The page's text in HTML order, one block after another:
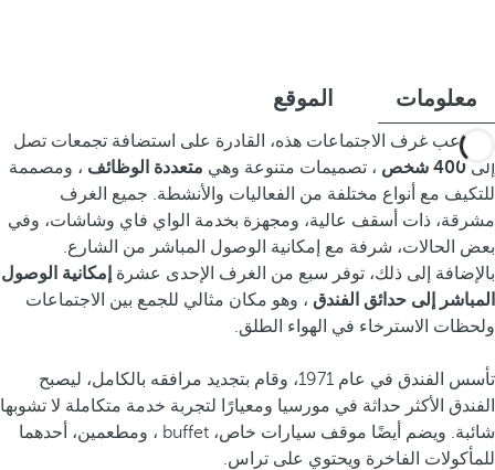
معلومات الموقع
تستوعب غرف الاجتماعات هذه، القادرة على استضافة تجمعات تصل
إلى 400 شخص ، تصميمات متنوعة وهي متعددة الوظائف ، ومصممة
للتكيف مع أنواع مختلفة من الفعاليات والأنشطة. جميع الغرف
مشرقة، ذات أسقف عالية، ومجهزة بخدمة الواي فاي وشاشات، وفي
بعض الحالات، شرفة مع إمكانية الوصول المباشر من الشارع.
بالإضافة إلى ذلك، توفر سبع من الغرف الإحدى عشرة إمكانية الوصول
المباشر إلى حدائق الفندق ، وهو مكان مثالي للجمع بين الاجتماعات
ولحظات الاسترخاء في الهواء الطلق.
تأسس الفندق في عام 1971، وقام بتجديد مرافقه بالكامل، ليصبح
الفندق الأكثر حداثة في مورسيا ومعيارًا لتجربة خدمة متكاملة لا تشوبها
شائبة. ويضم أيضًا موقف سيارات خاص، buffet ، ومطعمين، أحدهما
للمأكولات الفاخرة ويحتوي على تراس.